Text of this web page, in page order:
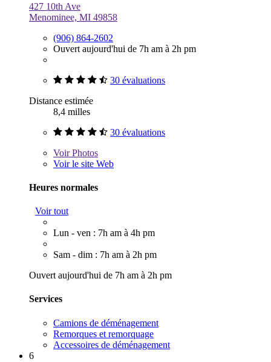
427 10th Ave
Menominee, MI 49858
(906) 864-2602
Ouvert aujourd'hui de 7h am à 2h pm
30 évaluations
Distance estimée
8,4 milles
30 évaluations
VoirPhotos
Voir le site Web
Heures normales
Voir tout
Lun - ven : 7h am à 4h pm
Sam - dim : 7h am à 2h pm
Ouvert aujourd'hui de 7h am à 2h pm
Services
Camions de déménagement
Remorques et remorquage
Accessoires de déménagement
6